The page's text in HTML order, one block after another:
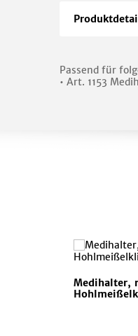
Passend für
• Art. 1153
Medihalter,